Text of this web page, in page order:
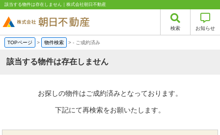
該当する物件は存在しません｜株式会社朝日不動産
検索 お知らせ
TOPページ > 物件検索 >- ご成約済み
該当する物件は存在しません
お探しの物件はご成約済みとなっております。
下記にて再検索をお願いたします。